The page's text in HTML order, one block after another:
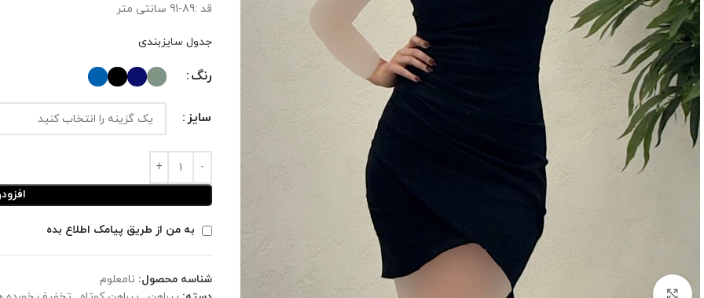
قد :89-91 سانتی متر
جدول سایزبندی
رنگ
سایز
به من از طریق پیامک اطلاع بده
شناسه محصول: نامعلوم